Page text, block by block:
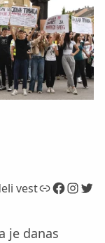
vestLink Facebook InstagramTwitter
je danas